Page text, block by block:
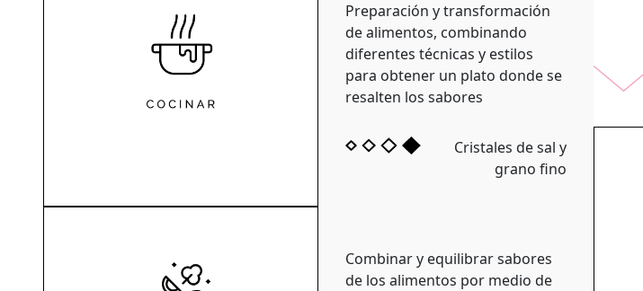
Preparación y transformación
de alimentos, combinando
diferentes técnicas y estilos
para obtener un plato donde se
resalten los sabores
Cristales de sal y
grano fino
Combinar y equilibrar sabores
de los alimentos por medio de